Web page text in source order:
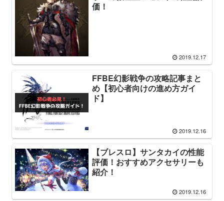
価！
2019.12.17
FFBE幻影戦争の攻略記事まと
め【初心者向けの進め方ガイ
ド】
2019.12.16
【ブレスロ】サンタカイの性能
評価！おすすめアクセサリーも
紹介！
2019.12.16